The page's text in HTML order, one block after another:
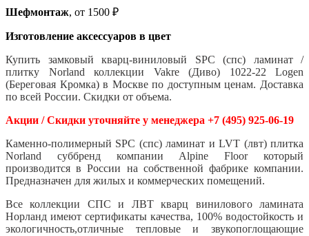
Шефмонтаж, от 1500 ₽
Изготовление аксессуаров в цвет
Купить замковый кварц-виниловый SPC (спс) ламинат /
плитку Norland коллекции Vakre (Диво) 1022-22 Logen
(Береговая Кромка) в Москве по доступным ценам. Доставка
по всей России. Скидки от объема.
Акции / Скидки уточняйте у менеджера +7 (495) 925-06-19
Каменно-полимерный SPC (спс) ламинат и LVT (лвт) плитка
Norland суббренд компании Alpine Floor который
производится в России на собственной фабрике компании.
Предназначен для жилых и коммерческих помещений.
Все коллекции СПС и ЛВТ кварц винилового ламината
Норланд имеют сертификаты качества, 100% водостойкость и
экологичность,отличные тепловые и звукопоглощающие